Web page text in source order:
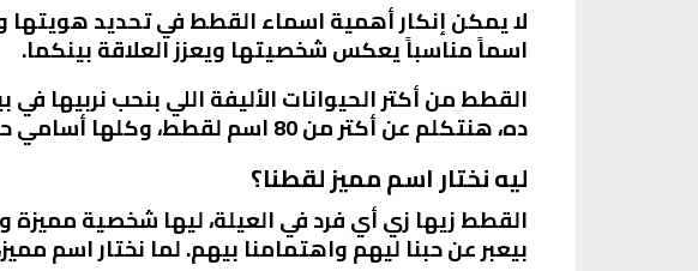
لا يمكن إنكار أهمية اسماء القطط في تحديد هويتها
اسماً مناسباً يعكس شخصيتها ويعزز العلاقة بينكما.
القطط من أكتر الحيوانات الأليفة اللي بنحب نربيها
ده، هنتكلم عن أكتر من 80 اسم لقطط، وكلها أسامي حصرية وغريبة .
ليه نختار اسم مميز لقطنا؟
القطط زيها زي أي فرد في العيلة، ليها شخصية
بيعبر عن حبنا ليهم واهتمامنا بيهم. لما نختار اسم